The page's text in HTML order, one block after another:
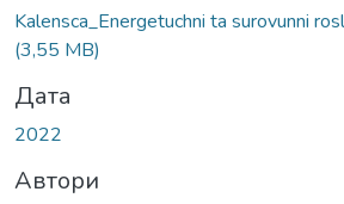
Kalensca_Energetuchni ta surovunni
(3,55 MB)
Дата
2022
Автори